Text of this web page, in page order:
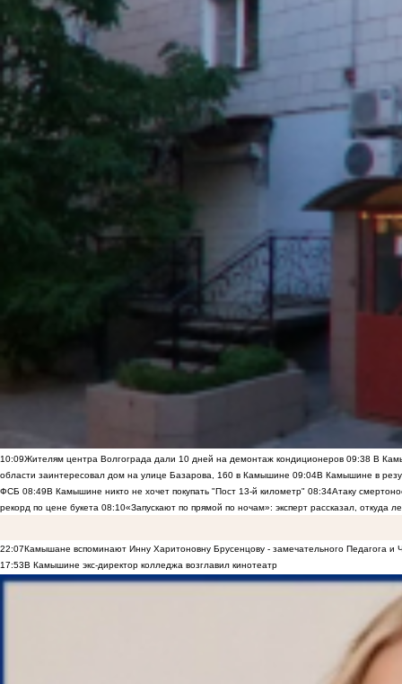
10:09Жителям центра Волгограда дали 10 дней на демонтаж кондиционеров 09:38 В
области заинтересовал дом на улице Базарова, 160 в Камышине 09:04В Камышине в
ФСБ 08:49В Камышине никто не хочет покупать "Пост 13-й километр" 08:34Атаку
рекорд по цене букета 08:10«Запускают по прямой по ночам»: эксперт рассказал, откуда
22:07Камышане вспоминают Инну Харитоновну Брусенцову - замечательного Педагога и
17:53В Камышине экс-директор колледжа возглавил кинотеатр